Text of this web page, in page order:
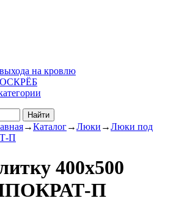
на кровлю
Найти
→Каталог→Люки →Люки под
П
400х500
П